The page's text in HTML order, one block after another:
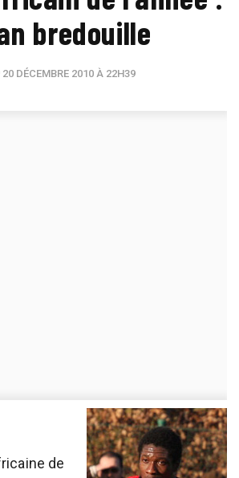
bredouille
20 DÉCEMBRE 2010 À 22H39
de